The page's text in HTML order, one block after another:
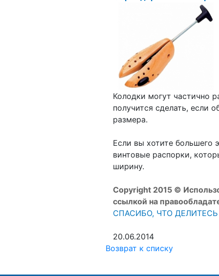
Колодки могут частично
получится сделать, если
размера.
Если вы хотите большего
винтовые распорки,
ширину.
Copyright 2015 ©
ссылкой на
СПАСИБО, ЧТО
20.06.2014
Возврат к списку